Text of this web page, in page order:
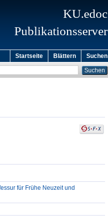
KU.edoc
Publikationsserver
Startseite Blättern Suchen
für Frühe Neuzeit und